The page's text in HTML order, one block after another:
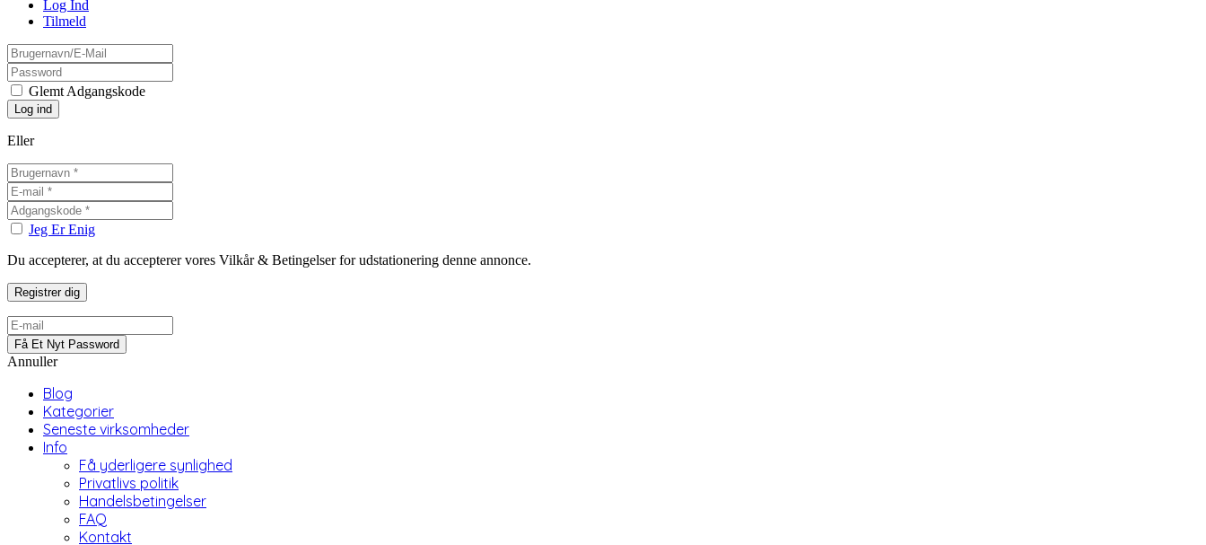
Log Ind
Tilmeld
Glemt Adgangskode
Eller
Jeg Er Enig
Du accepterer, at du accepterer vores Vilkår & Betingelser for udstationering denne annonce.
Annuller
Blog
Kategorier
Seneste virksomheder
Info
Få yderligere synlighed
Privatlivs politik
Handelsbetingelser
FAQ
Kontakt